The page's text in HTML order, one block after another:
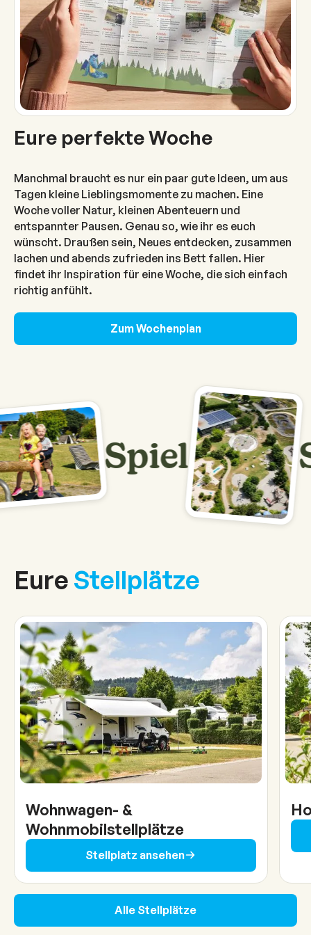
Eure perfekte Woche
Manchmal braucht es nur ein paar gute Ideen, um aus
Tagen kleine Lieblingsmomente zu machen. Eine
Woche voller Natur, kleinen Abenteuern und
entspannter Pausen. Genau so, wie ihr es euch
wünscht. Draußen sein, Neues entdecken, zusammen
lachen und abends zufrieden ins Bett fallen. Hier
findet ihr Inspiration für eine Woche, die sich einfach
richtig anfühlt.
Zum Wochenplan
Spiel
Eure Stellplätze
Wohnwagen- &
Wohnmobilstellplätze
Stellplatz ansehen
Alle Stellplätze